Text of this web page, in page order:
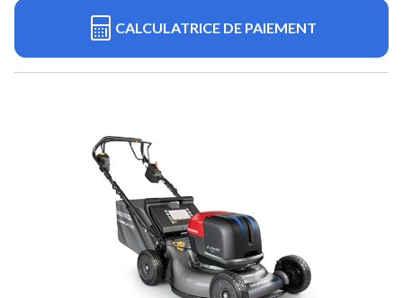
CALCULATRICE DE PAIEMENT